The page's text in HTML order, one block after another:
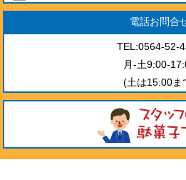
電話お問合
TEL:0564-52-
月-土9:00-
(土は15:00ま